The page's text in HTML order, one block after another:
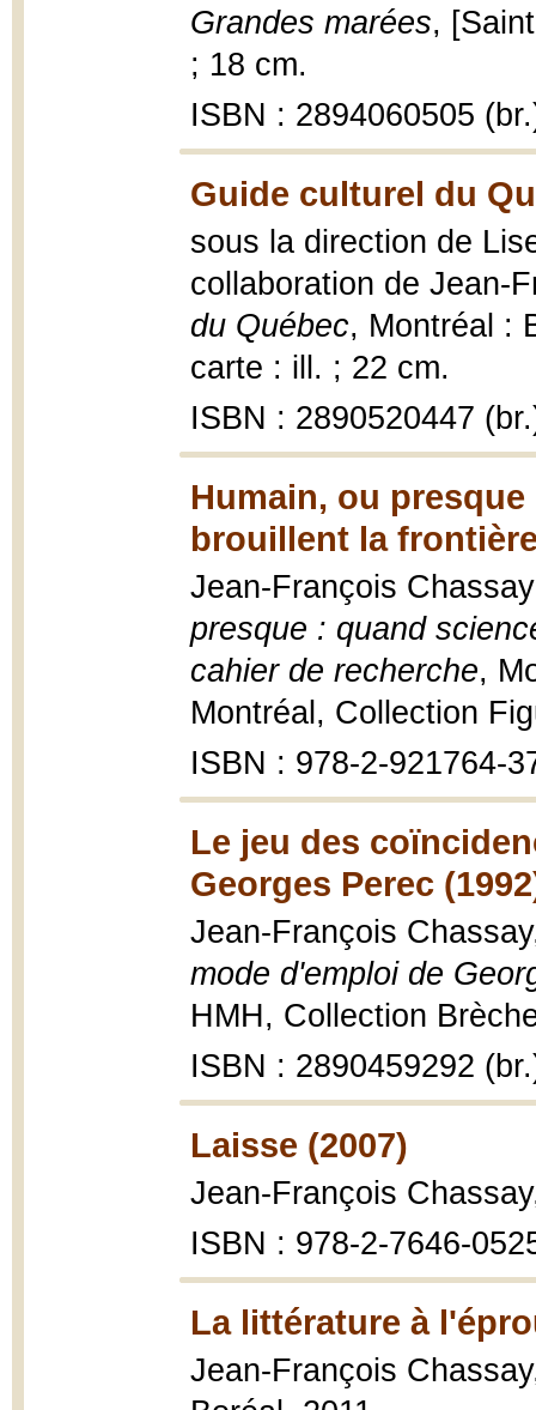
Grandes marées,
; 18 cm.
ISBN : 2894060505
Guide culturel du
sous la direction de
collaboration de Jean-
du Québec, Montréal :
carte : ill. ; 22 cm.
ISBN : 2890520447
Humain, ou
brouillent la
Jean-François
presque : quand
cahier de recherche,
Montréal, Collection
ISBN : 978-2-921764-
Le jeu des
Georges Perec
Jean-François
mode d'emploi de
HMH, Collection
ISBN : 2890459292
Laisse (2007)
Jean-François
ISBN : 978-2-7646-
La littérature à
Jean-François